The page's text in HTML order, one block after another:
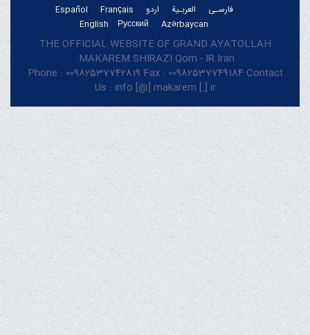
فارسـی العربـیة اردو Français
Español
Azərbaycan
Русский
English
THE OFFICIAL WEBSITE OF GRAND AYATOLLAH
MAKAREM SHIRAZI Qom - IR.Iran.
Phone : 00982537742819 Fax : 00982537749184 Contact
Us : info [@] makarem [.] ir